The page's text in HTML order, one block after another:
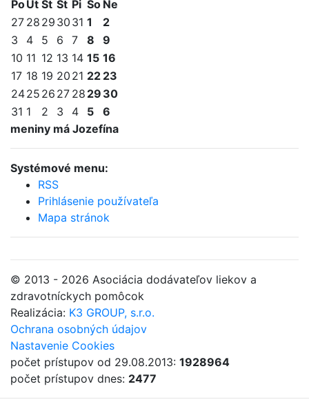
PoUt St Št Pi So Ne
27 28 29 30 31 1
2
3
4 5 6 7 8
9
10 11 12 13 14 15 16
17 18 19 20 21 22 23
2425 26 27 28 29 30
31 1 2 3 4 5
6
meniny má Jozefína
Systémové menu:
RSS
Prihlásenie používateľa
Mapa stránok
© 2013 - 2026 Asociácia dodávateľov liekov a
zdravotníckych pomôcok
Realizácia: K3 GROUP, s.r.o.
Ochrana osobných údajov
Nastavenie Cookies
počet prístupov od 29.08.2013: 1928964
počet prístupov dnes: 2477